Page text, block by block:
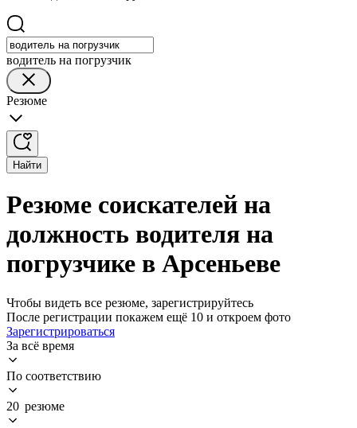
водитель на погрузчик
Резюме
Найти
Резюме соискателей на
должность водителя на
погрузчике в Арсеньеве
Чтобы видеть все резюме, зарегистрируйтесь
После регистрации покажем ещё 10 и откроем фото
Зарегистрироваться
За всё время
По соответствию
20 резюме